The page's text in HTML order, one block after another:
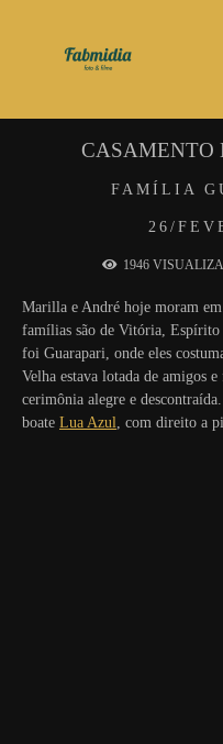
FAMÍLIA
26/
CASAMENTO
1946
Marilla e André hoje moram
famílias são de Vitória, Espírito
foi Guarapari, onde eles
Velha estava lotada de amigos
cerimônia alegre e
boate Lua Azul, com direito a